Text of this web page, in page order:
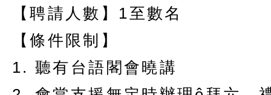
【聘請人數】 1至數名
【條件限制】
1.聽有台語閣會曉講